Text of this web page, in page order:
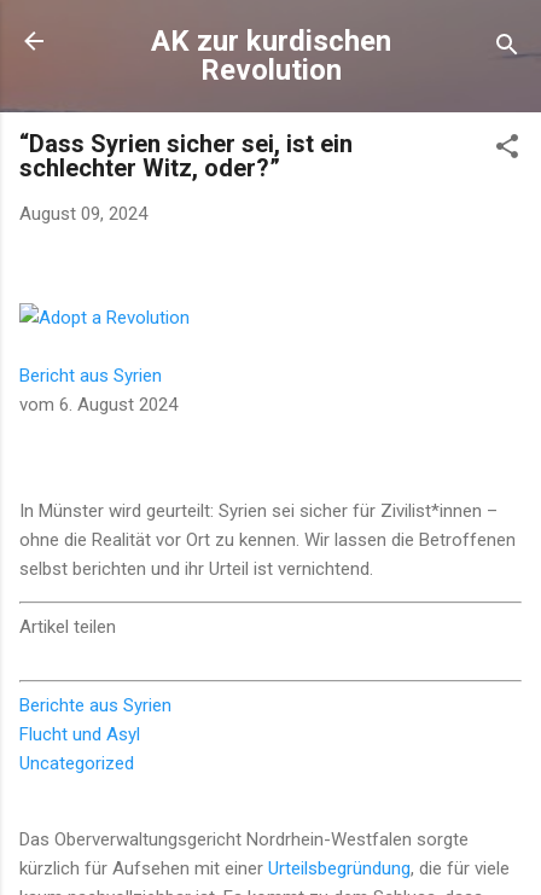
Direkt zum Hauptbereich
AK zur kurdischen
Revolution
“Dass Syrien sicher sei, ist ein
schlechter Witz, oder?”
August 09, 2024
Bericht aus Syrien
vom 6. August 2024
In Münster wird geurteilt: Syrien sei sicher für Zivilist*innen –
ohne die Realität vor Ort zu kennen. Wir lassen die Betroffenen
selbst berichten und ihr Urteil ist vernichtend.
Artikel teilen
Berichte aus Syrien
Flucht und Asyl
Uncategorized
Das Oberverwaltungsgericht Nordrhein-Westfalen sorgte
kürzlich für Aufsehen mit einer Urteilsbegründung, die für viele